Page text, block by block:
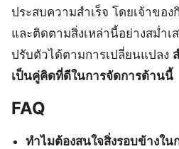
ประสบความสำเร็จ โดยเจ้าขอ
และติดตามสิ่งเหล่านี้อย่างสม่ำเ
ปรับตัวได้ตามการเปลี่ยนแปลง
เป็นคู่คิดที่ดีในการจัดการด้านนี้
FAQ
ทำไมต้องสนใจสิ่งรอบข้างใน